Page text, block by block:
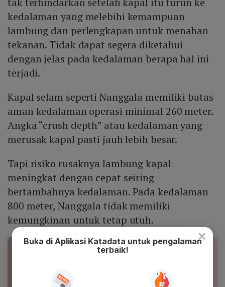
kedalaman yang melebihi kemampuan
lambung dan perlengkapan untuk menahan
tekanan. Tidak dapat segera diketahui
dengan jelas pada kedalaman berapa hal ini
terjadi.
Kapal selam seperti Nanggala memiliki batas
aman kedalaman operasi minimal 260 meter.
Angka “crush depth” atau kedalaman yang
merusak kapal pasti jauh lebih besar.
Tapi risiko rusaknya lambung kapal
meningkat dengan cepat seiring
bertambahnya kedalaman. Pada kedalaman
800 meter, Nanggala tidak memiliki
kemungkinan untuk tetap utuh.
×
Buka di Aplikasi Katadata untuk pengalaman
terbaik!